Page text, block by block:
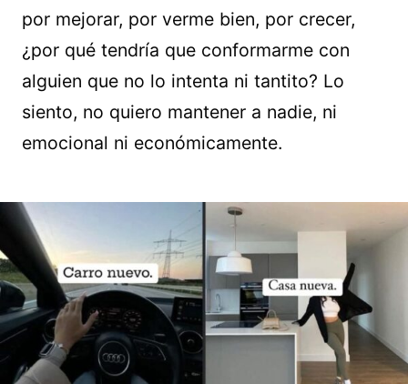
por mejorar, por verme bien, por crecer,
¿por qué tendría que conformarme con
alguien que no lo intenta ni tantito? Lo
siento, no quiero mantener a nadie, ni
emocional ni económicamente.